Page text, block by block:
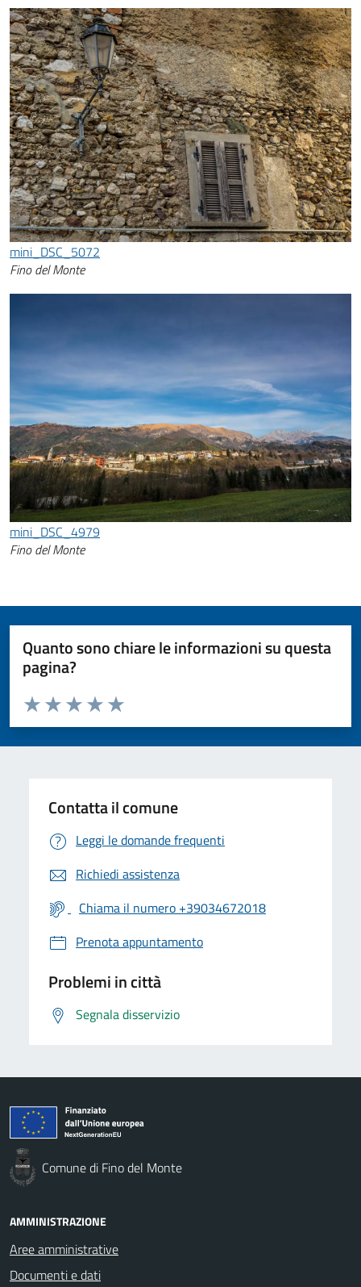
mini_DSC_5072
Fino del Monte
mini_DSC_4979
Fino del Monte
Quanto sono chiare le informazioni su questa
pagina?
Valuta da 1 a 5 stelle la pagina
Valuta 5 stelle su 5
Valuta 4 stelle su 5
Valuta 3 stelle su 5
Valuta 2 stelle su 5
Valuta 1 stelle su 5
Contatta il comune
Leggi le domande frequenti
Richiedi assistenza
Chiama il numero +39034672018
Prenota appuntamento
Problemi in città
Segnala disservizio
Comune di Fino del Monte
AMMINISTRAZIONE
Aree amministrative
Documenti e dati